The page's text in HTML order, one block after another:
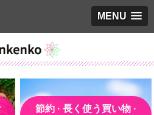
MENU
節約 · 長く使う買い物 ·